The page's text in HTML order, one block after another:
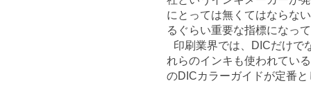
にとっては無くてはならな
るぐらい重要な指標になっ
印刷業界では、DICだけで
れらのインキも使われてい
のDICカラーガイドが定番